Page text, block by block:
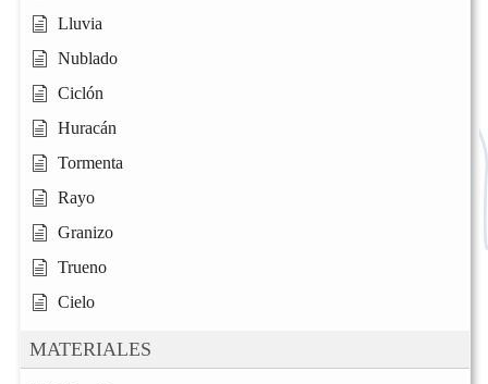
Lluvia
Nublado
Ciclón
Huracán
Tormenta
Rayo
Granizo
Trueno
Cielo
MATERIALES